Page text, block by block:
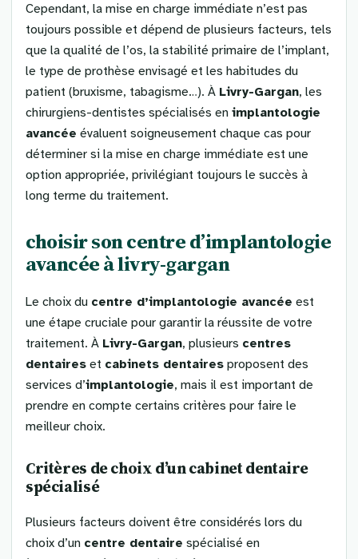
Cependant, la mise en charge immédiate n’est pas
toujours possible et dépend de plusieurs facteurs, tels
que la qualité de l’os, la stabilité primaire de l’implant,
le type de prothèse envisagé et les habitudes du
patient (bruxisme, tabagisme…). À Livry-Gargan, les
chirurgiens-dentistes spécialisés en implantologie
avancée évaluent soigneusement chaque cas pour
déterminer si la mise en charge immédiate est une
option appropriée, privilégiant toujours le succès à
long terme du traitement.
choisir soncentre d’implantologie
avancéeà livry-gargan
Le choix du centre d’implantologie avancée est
une étape cruciale pour garantir la réussite de votre
traitement. À Livry-Gargan, plusieurs centres
dentaires et cabinets dentaires proposent des
services d’implantologie, mais il est important de
prendre en compte certains critères pour faire le
meilleur choix.
Critères de choix d’uncabinet dentaire
spécialisé
Plusieurs facteurs doivent être considérés lors du
choix d’un centre dentaire spécialisé en